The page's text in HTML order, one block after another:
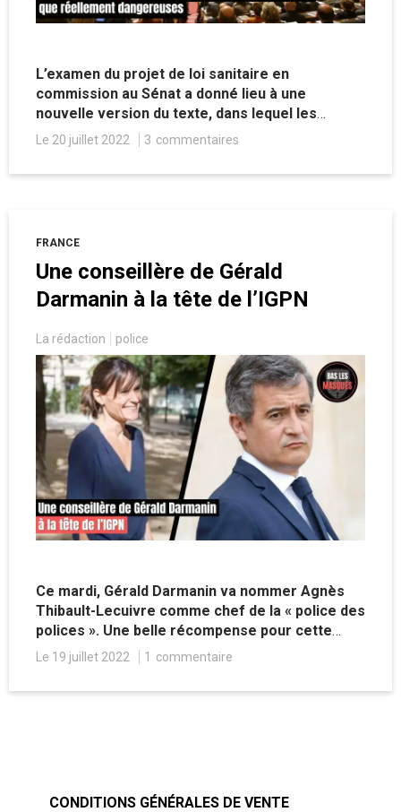
L’examen du projet de loi sanitaire en
commission au Sénat a donné lieu à une
nouvelle version du texte, dans lequel les
sénateurs maintiennent la possibilité pour le
gouvernement d’exiger un test PCR négatif aux
frontières sous certaines conditions. Un ajout
apportées allant plutôt dans le bon sens,
notamment en ce qui concerne l’abrogation
formelle de l’état d’urgence et la réintégration
des soignants suspendus.
Le 20 juillet 2022 3 commentaires
FRANCE
Une conseillère de Gérald
Darmanin à la tête de l’IGPN
La rédaction police
Ce mardi, Gérald Darmanin va nommer Agnès
Thibault-Lecuivre comme chef de la « police des
polices ». Une belle récompense pour cette
magistrate intégrée à la macronie, qui risque de
faire des remous.
Le 19 juillet 2022 1 commentaire
CONDITIONS GÉNÉRALES DE VENTE